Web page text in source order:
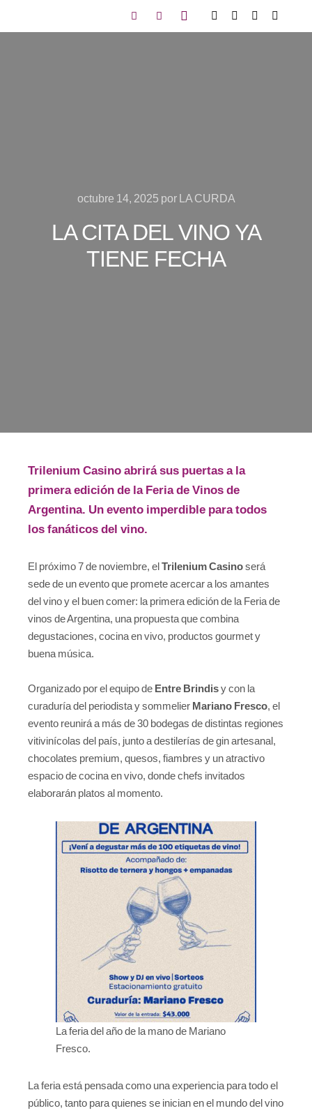
octubre 14, 2025 por LA CURDA
LA CITA DEL VINO YA
TIENE FECHA
Trilenium Casino abrirá sus puertas a la
primera edición de la Feria de Vinos de
Argentina. Un evento imperdible para todos
los fanáticos del vino.
El próximo 7 de noviembre, elTrilenium Casinoserá
sede de un evento que promete acercar a los amantes
del vino y el buen comer: la primera edición de la Feria de
vinos de Argentina, una propuesta que combina
degustaciones, cocina en vivo, productos gourmet y
buena música.
Organizado por el equipo de Entre Brindisy con la
curaduría del periodista y sommelier Mariano Fresco, el
evento reunirá a más de 30 bodegas de distintas regiones
vitivinícolas del país, junto a destilerías de gin artesanal,
chocolates premium, quesos, fiambres y un atractivo
espacio de cocina en vivo, donde chefs invitados
elaborarán platos al momento.
La feria del año de la mano de Mariano
Fresco.
La feria está pensada como una experiencia para todo el
público, tanto para quienes se inician en el mundo del vino